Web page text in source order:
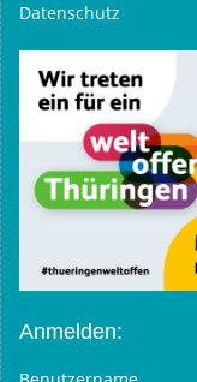
Datenschutz
Anmelden: